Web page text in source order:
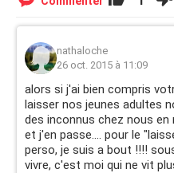
nathaloche
26 oct. 2015 à 11:09
alors si j'ai bien compris
laisser nos jeunes adultes
des inconnus chez nous
et j'en passe.... pour le
perso, je suis a bout !!!!
vivre, c'est moi qui ne vit